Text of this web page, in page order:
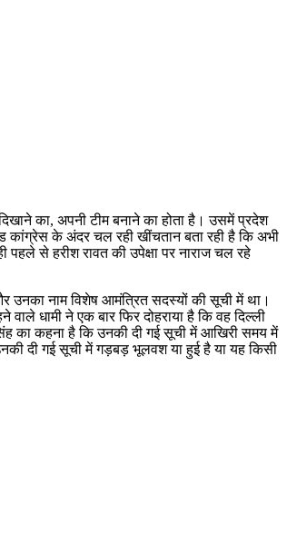
का, अपनी टीम बनाने का होता है। उसमें प्रदेश
कांग्रेस के अंदर चल रही खींचतान बता रही है कि अभी
से हरीश रावत की उपेक्षा पर नाराज चल रहे
उनका नाम विशेष आमंत्रित सदस्यों की सूची में था।
धामी ने एक बार फिर दोहराया है कि वह दिल्ली
का कहना है कि उनकी दी गई सूची में आखिरी समय में
दी गई सूची में गड़बड़ भूलवश या हुई है या यह किसी